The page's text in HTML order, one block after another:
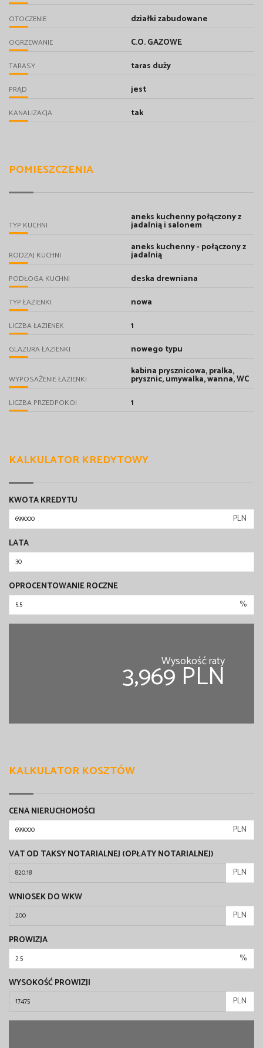
OTOCZENIE działki zabudowane
OGRZEWANIE C.O. GAZOWE
TARASY taras duży
PRĄD jest
KANALIZACJA tak
POMIESZCZENIA
TYP KUCHNI
aneks kuchenny połączony z
jadalnią i salonem
RODZAJ KUCHNI
aneks kuchenny - połączony z
jadalnią
PODŁOGA KUCHNI deska drewniana
TYP ŁAZIENKI nowa
LICZBA ŁAZIENEK 1
GLAZURA ŁAZIENKI nowego typu
WYPOSAŻENIE ŁAZIENKI
kabina prysznicowa, pralka,
prysznic, umywalka, wanna, WC
LICZBA PRZEDPOKOI 1
KALKULATOR KREDYTOWY
KWOTA KREDYTU
PLN
LATA
OPROCENTOWANIE ROCZNE
%
Wysokość raty
3,969 PLN
KALKULATOR KOSZTÓW
CENA NIERUCHOMOŚCI
PLN
VAT OD TAKSY NOTARIALNEJ (OPŁATY NOTARIALNEJ)
PLN
WNIOSEK DO WKW
PLN
PROWIZJA
%
WYSOKOŚĆ PROWIZJI
PLN